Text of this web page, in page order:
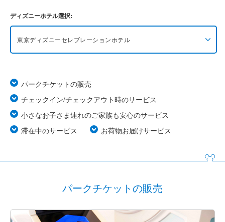
ディズニーホテル選択:
東京ディズニーセレブレーションホテル
東京ディズニーシー・ファンタジースプリングスホテル
ファンタジーシャトー
東京ディズニーランドホテル
ディズニーアンバサダーホテル
東京ディズニーシー・ホテルミラコスタ
東京ディズニーリゾート・トイ・ストーリーホテル
パークチケットの販売
チェックイン/チェックアウト時のサービス
小さなお子さま連れのご家族も安心のサービス
滞在中のサービス
お荷物お届けサービス
パークチケットの販売